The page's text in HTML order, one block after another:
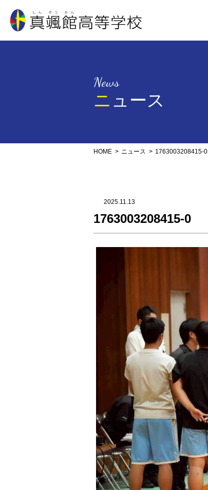
News
ニュース
HOME ニュース 1763003208415-0
2025.11.13
1763003208415-0